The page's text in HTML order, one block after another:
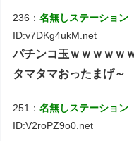
236：名無しステーション
ID:v7DKg4ukM.net
パチンコ玉ｗｗｗｗｗ
タマタマおったまげ～
251：名無しステーション
ID:V2roPZ9o0.net